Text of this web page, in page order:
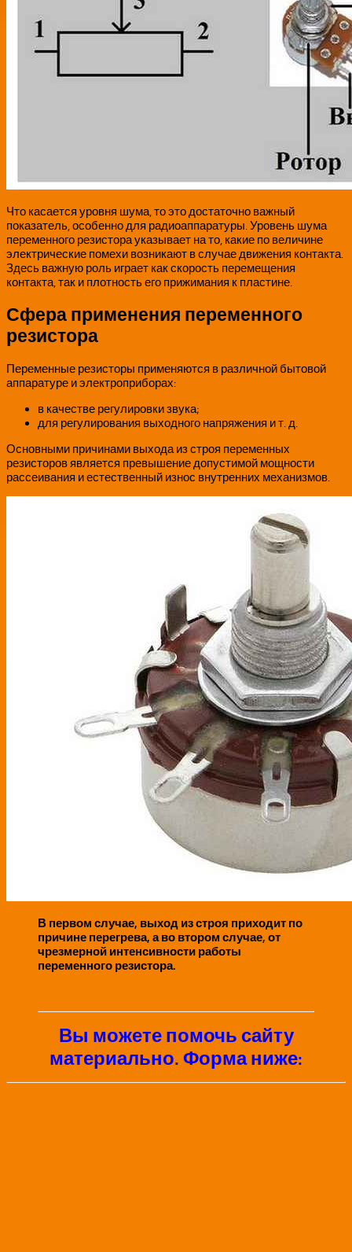
Что касается уровня шума, то это достаточно важный
показатель, особенно для радиоаппаратуры. Уровень шума
переменного резистора указывает на то, какие по величине
электрические помехи возникают в случае движения контакта.
Здесь важную роль играет как скорость перемещения
контакта, так и плотность его прижимания к пластине.
Сфера применения переменного
резистора
Переменные резисторы применяются в различной бытовой
аппаратуре и электроприборах:
в качестве регулировки звука;
для регулирования выходного напряжения и т. д.
Основными причинами выхода из строя переменных
резисторов является превышение допустимой мощности
рассеивания и естественный износ внутренних механизмов.
В первом случае, выход из строя приходит по
причине перегрева, а во втором случае, от
чрезмерной интенсивности работы
переменного резистора.
Вы можете помочь сайту
материально. Форма ниже: